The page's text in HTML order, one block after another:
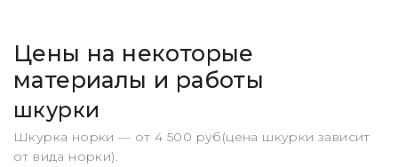
Цены на некоторые
материалы и работы
шкурки
Шкурка норки — от 4 500 руб(цена шкурки зависит
от вида норки).